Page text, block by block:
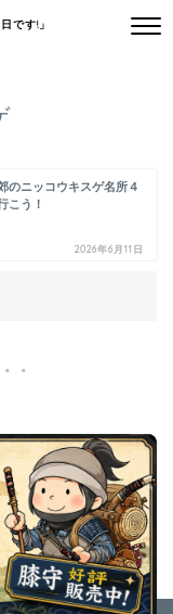
です!」
のニッコウキスゲ名所４
こう！
2026年6月11日